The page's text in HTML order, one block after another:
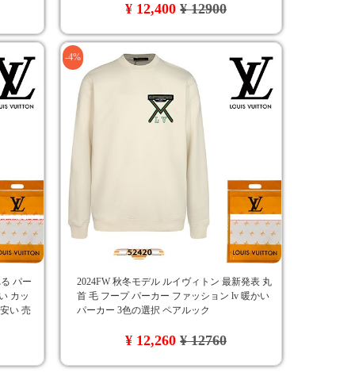
¥ 12,400¥ 12900
パー
カッ
い 売
-4%
2024FW 秋冬モデル ルイヴィトン 最新発表 丸
首 毛 フープ パーカー ファッション lv 暖かい
パーカー 3色の選択 ペアルック
¥ 12,260¥ 12760